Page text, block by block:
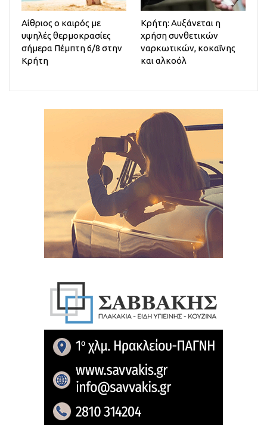
Αίθριος o καιρός με
υψηλές θερμοκρασίες
σήμερα Πέμπτη 6/8 στην
Κρήτη
Κρήτη: Αυξάνεται η
χρήση συνθετικών
ναρκωτικών, κοκαΐνης
και αλκοόλ